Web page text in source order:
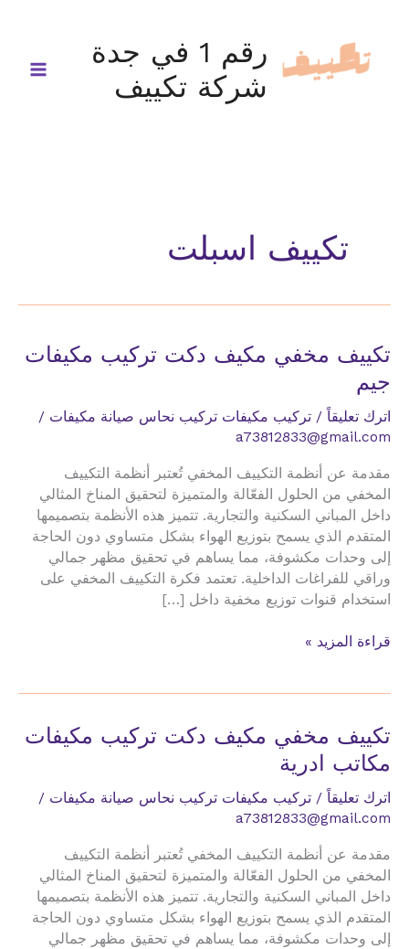
المحتوى
رقم 1 في جدة
شركة تكييف
تكييف اسبلت
تكييف مخفي مكيف دكت تركيب مكيفات
جيم
اترك تعليقاً / تركيب مكيفات تركيب نحاس صيانة مكيفات /
a73812833@gmail.com
مقدمة عن أنظمة التكييف المخفي تُعتبر أنظمة التكييف
المخفي من الحلول الفعّالة والمتميزة لتحقيق المناخ المثالي
داخل المباني السكنية والتجارية. تتميز هذه الأنظمة بتصميمها
المتقدم الذي يسمح بتوزيع الهواء بشكل متساوي دون الحاجة
إلى وحدات مكشوفة، مما يساهم في تحقيق مظهر جمالي
وراقي للفراغات الداخلية. تعتمد فكرة التكييف المخفي على
استخدام قنوات توزيع مخفية داخل […]
تكييف
تركيب
مكيفات
جيم
قراءة المزيد »
تكييف مخفي مكيف دكت تركيب مكيفات
مكاتب ادرية
اترك تعليقاً / تركيب مكيفات تركيب نحاس صيانة مكيفات /
a73812833@gmail.com
مقدمة عن أنظمة التكييف المخفي تُعتبر أنظمة التكييف
المخفي من الحلول الفعّالة والمتميزة لتحقيق المناخ المثالي
داخل المباني السكنية والتجارية. تتميز هذه الأنظمة بتصميمها
المتقدم الذي يسمح بتوزيع الهواء بشكل متساوي دون الحاجة
إلى وحدات مكشوفة، مما يساهم في تحقيق مظهر جمالي